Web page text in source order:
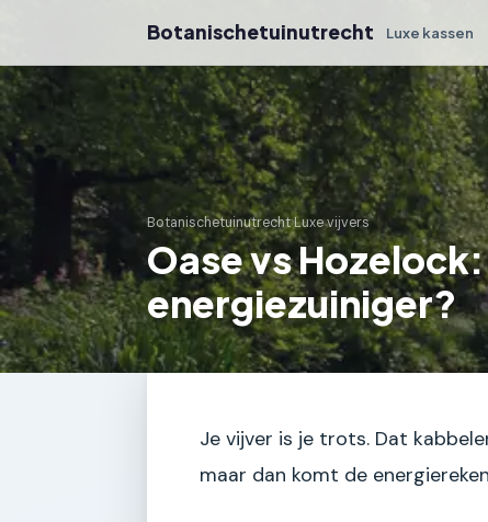
Botanischetuinutrecht Luxe kassen
Botanischetuinutrecht›Luxe vijvers
Oase vs
energiezuiniger?
Je vijver is je trots. Dat
maar dan komt de